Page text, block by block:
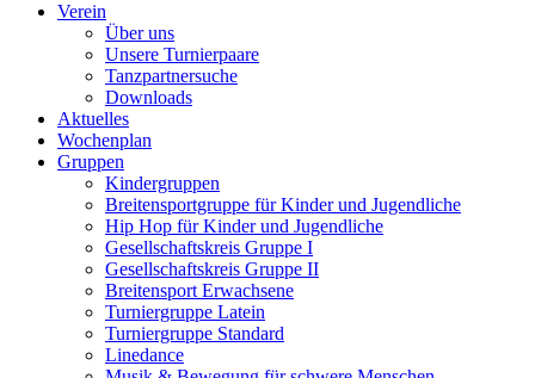
Verein
Über uns
Unsere Turnierpaare
Tanzpartnersuche
Downloads
Aktuelles
Wochenplan
Gruppen
Kindergruppen
Breitensportgruppe für Kinder und Jugendliche
Hip Hop für Kinder und Jugendliche​
Gesellschaftskreis Gruppe I
Gesellschaftskreis Gruppe II
Breitensport Erwachsene
Turniergruppe Latein
Turniergruppe Standard
Linedance